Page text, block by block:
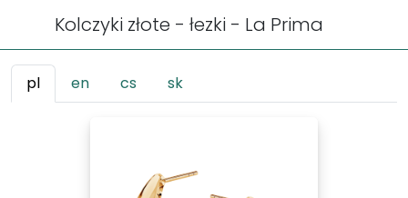
Kolczyki złote - łezki - La Prima
pl en cs sk